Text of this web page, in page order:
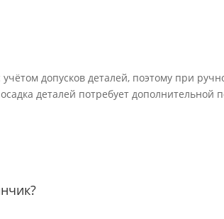
допусков деталей, поэтому при
деталей потребует дополнительной